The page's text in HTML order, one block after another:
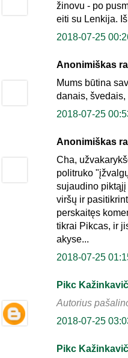
žinovu - po
eiti su Lenkija.
2018-07-25
Anonimiškas
Mums būtina
danais, švedais,
2018-07-25
Anonimiškas
Cha,
politruko
sujaudino piktąjį
viršų ir
perskaitęs
tikrai Pikcas, ir
akyse...
2018-07-25
Pikc
Autorius
2018-07-25
Pikc